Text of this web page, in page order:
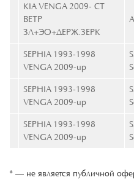
KIA VENGA 2009- СТ
ВЕТР
ЗЛ+ЭО+ДЕРЖ.ЗЕРК
SEPHIA 1993-1998
VENGA 2009-up
SEPHIA 1993-1998
VENGA 2009-up
SEPHIA 1993-1998
VENGA 2009-up
* — не является публичной